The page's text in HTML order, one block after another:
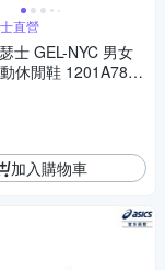
直營
士 GEL-NYC 男女
加入購物車